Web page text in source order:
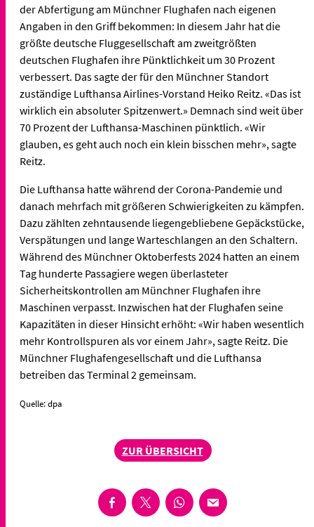
der Abfertigung am Münchner Flughafen nach eigenen
Angaben in den Griff bekommen: In diesem Jahr hat die
größte deutsche Fluggesellschaft am zweitgrößten
deutschen Flughafen ihre Pünktlichkeit um 30 Prozent
verbessert. Das sagte der für den Münchner Standort
zuständige Lufthansa Airlines-Vorstand Heiko Reitz. «Das ist
wirklich ein absoluter Spitzenwert.» Demnach sind weit über
70 Prozent der Lufthansa-Maschinen pünktlich. «Wir
glauben, es geht auch noch ein klein bisschen mehr», sagte
Reitz.
Die Lufthansa hatte während der Corona-Pandemie und
danach mehrfach mit größeren Schwierigkeiten zu kämpfen.
Dazu zählten zehntausende liegengebliebene Gepäckstücke,
Verspätungen und lange Warteschlangen an den Schaltern.
Während des Münchner Oktoberfests 2024 hatten an einem
Tag hunderte Passagiere wegen überlasteter
Sicherheitskontrollen am Münchner Flughafen ihre
Maschinen verpasst. Inzwischen hat der Flughafen seine
Kapazitäten in dieser Hinsicht erhöht: «Wir haben wesentlich
mehr Kontrollspuren als vor einem Jahr», sagte Reitz. Die
Münchner Flughafengesellschaft und die Lufthansa
betreiben das Terminal 2 gemeinsam.
Quelle: dpa
ZUR ÜBERSICHT